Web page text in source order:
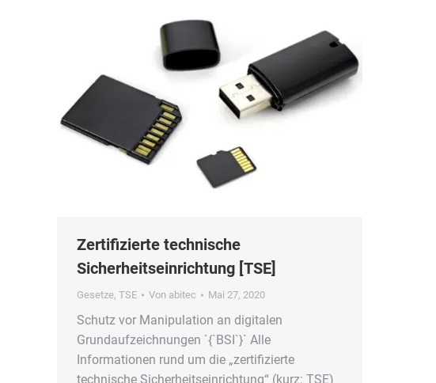
Zertifizierte technische
Sicherheitseinrichtung [TSE]
Gesetze, TSE Von abitec Mai 27, 2020
Schutz vor Manipulation an digitalen
Grundaufzeichnungen `{`BSI`}` Alle
Informationen rund um die „zertifizierte
technische Sicherheitseinrichtung“ (kurz: TSE)